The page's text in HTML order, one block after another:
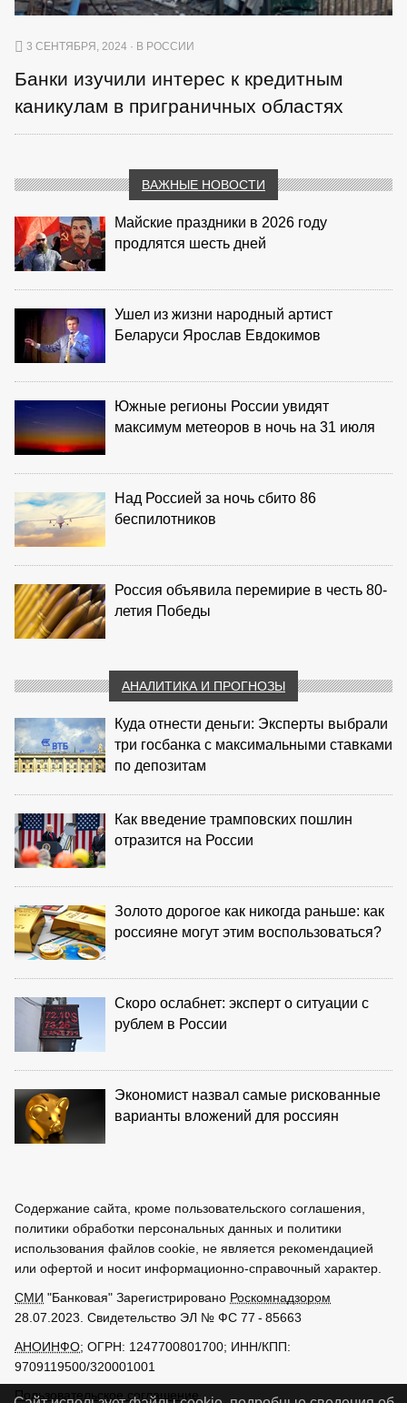
3 СЕНТЯБРЯ, 2024 · В РОССИИ
Банки изучили интерес к кредитным
каникулам в приграничных областях
ВАЖНЫЕ НОВОСТИ
Майские праздники в 2026 году
продлятся шесть дней
Ушел из жизни народный артист
Беларуси Ярослав Евдокимов
Южные регионы России увидят
максимум метеоров в ночь на 31 июля
Над Россией за ночь сбито 86
беспилотников
Россия объявила перемирие в честь 80-
летия Победы
АНАЛИТИКА И ПРОГНОЗЫ
Куда отнести деньги: Эксперты выбрали
три госбанка с максимальными ставками
по депозитам
Как введение трамповских пошлин
отразится на России
Золото дорогое как никогда раньше: как
россияне могут этим воспользоваться?
Скоро ослабнет: эксперт о ситуации с
рублем в России
Экономист назвал самые рискованные
варианты вложений для россиян
Содержание сайта, кроме пользовательского соглашения,
политики обработки персональных данных и политики
использования файлов cookie, не является рекомендацией
или офертой и носит информационно-справочный характер.
СМИ "Банковая" Зарегистрировано Роскомнадзором
28.07.2023. Свидетельство ЭЛ № ФС 77 - 85663
АНОИНФО; ОГРН: 1247700801700; ИНН/КПП:
9709119500/320001001
Пользовательское соглашение